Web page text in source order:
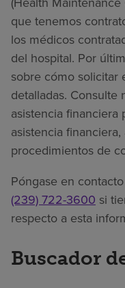
que tenemos
los médicos
del hospital. Por
sobre cómo solicitar
detalladas. Consulte
asistencia financiera
asistencia
procedimientos de
Póngase en
(239) 722-3600 si
respecto a esta
Buscador